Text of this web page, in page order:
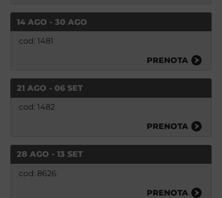
14 AGO - 30 AGO
cod: 1481
PRENOTA
21 AGO - 06 SET
cod: 1482
PRENOTA
28 AGO - 13 SET
cod: 8626
PRENOTA